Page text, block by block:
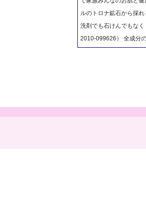
ルのトロナ鉱石から採
洗剤でも石けんでもな
2010-099626） 全成分